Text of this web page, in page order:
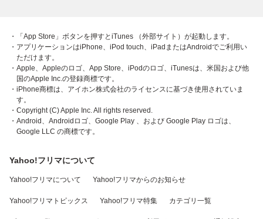
・「App Store」ボタンを押すとiTunes （外部サイト）が起動します。
・アプリケーションはiPhone、iPod touch、iPadまたはAndroidでご利用い
ただけます。
・Apple、Appleのロゴ、App Store、iPodのロゴ、iTunesは、米国および他
国のApple Inc.の登録商標です。
・iPhone商標は、アイホン株式会社のライセンスに基づき使用されていま
す。
・Copyright (C) Apple Inc. All rights reserved.
・Android、Androidロゴ、Google Play 、および Google Play ロゴは、
Google LLC の商標です。
Yahoo!フリマについて
Yahoo!フリマについて Yahoo!フリマからのお知らせ
Yahoo!フリマトピックス Yahoo!フリマ特集 カテゴリ一覧